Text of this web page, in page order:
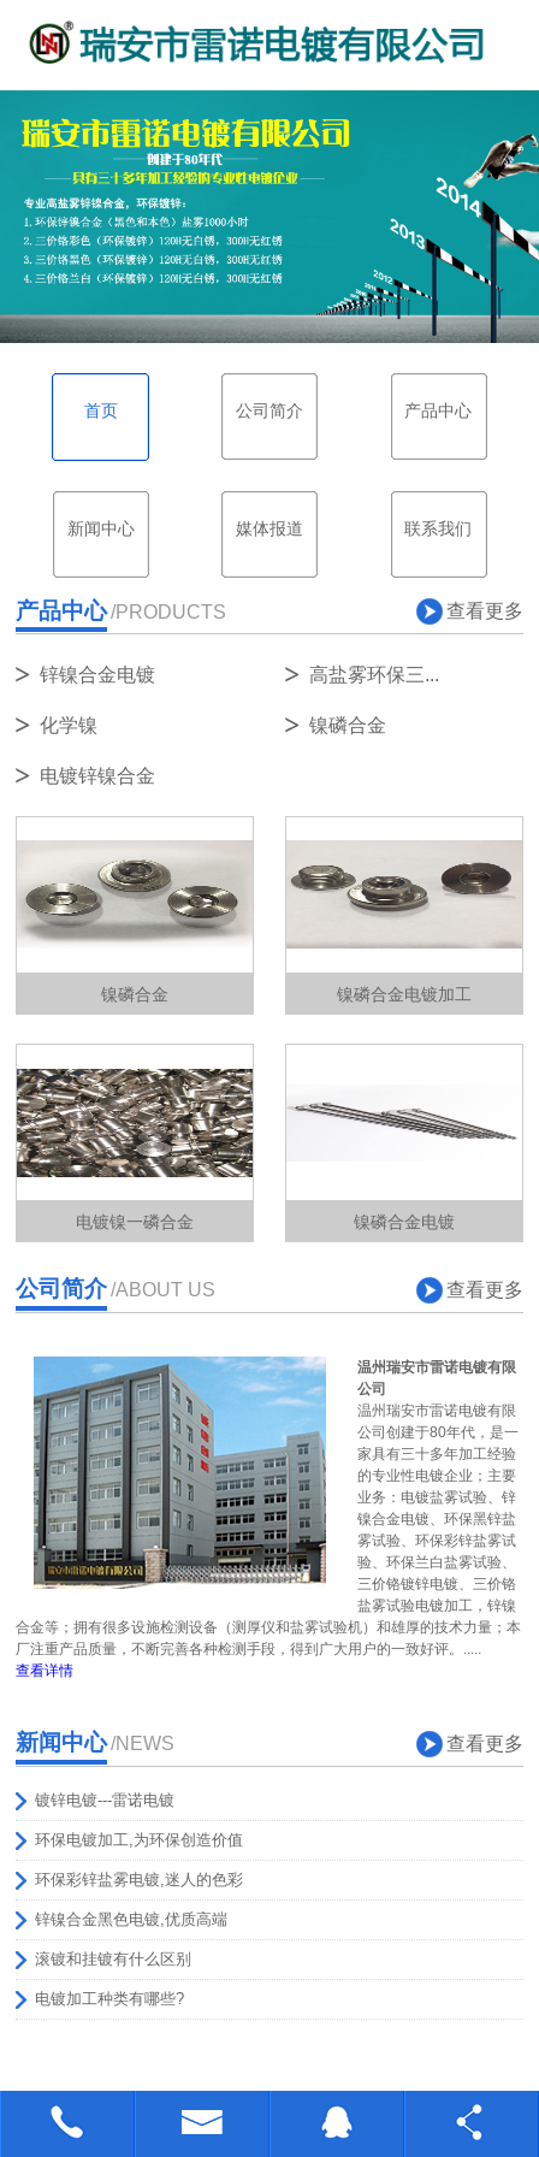
首页 公司简介 产品中心
新闻中心 媒体报道 联系我们
产品中心/PRODUCTS 查看更多
锌镍合金电镀 高盐雾环保三...
化学镍 镍磷合金
电镀锌镍合金
镍磷合金 镍磷合金电镀加工
电镀镍一磷合金 镍磷合金电镀
公司简介/ABOUT US 查看更多
温州瑞安市雷诺电镀有限
公司
温州瑞安市雷诺电镀有限
公司创建于80年代，是一
家具有三十多年加工经验
的专业性电镀企业；主要
业务：电镀盐雾试验、锌
镍合金电镀、环保黑锌盐
雾试验、环保彩锌盐雾试
验、环保兰白盐雾试验、
三价铬镀锌电镀、三价铬
盐雾试验电镀加工，锌镍
合金等；拥有很多设施检测设备（测厚仪和盐雾试验机）和雄厚的技术力量；本
厂注重产品质量，不断完善各种检测手段，得到广大用户的一致好评。.....
查看详情
新闻中心/NEWS 查看更多
镀锌电镀---雷诺电镀
环保电镀加工,为环保创造价值
环保彩锌盐雾电镀,迷人的色彩
锌镍合金黑色电镀,优质高端
滚镀和挂镀有什么区别
电镀加工种类有哪些?